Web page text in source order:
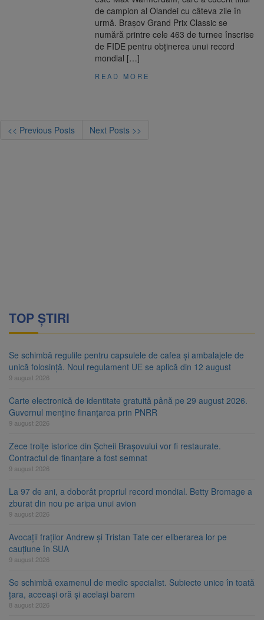
de campion al Olandei cu câteva zile în
urmă. Brașov Grand Prix Classic se
numără printre cele 463 de turnee înscrise
de FIDE pentru obținerea unui record
mondial […]
READ MORE
<< Previous Posts Next Posts >>
TOP ȘTIRI
Se schimbă regulile pentru capsulele de cafea și ambalajele de
unică folosință. Noul regulament UE se aplică din 12 august
9 august 2026
Carte electronică de identitate gratuită până pe 29 august 2026.
Guvernul menține finanțarea prin PNRR
9 august 2026
Zece troițe istorice din Șcheii Brașovului vor fi restaurate.
Contractul de finanțare a fost semnat
9 august 2026
La 97 de ani, a doborât propriul record mondial. Betty Bromage a
zburat din nou pe aripa unui avion
9 august 2026
Avocații fraților Andrew și Tristan Tate cer eliberarea lor pe
cauțiune în SUA
9 august 2026
Se schimbă examenul de medic specialist. Subiecte unice în toată
țara, aceeași oră și același barem
8 august 2026